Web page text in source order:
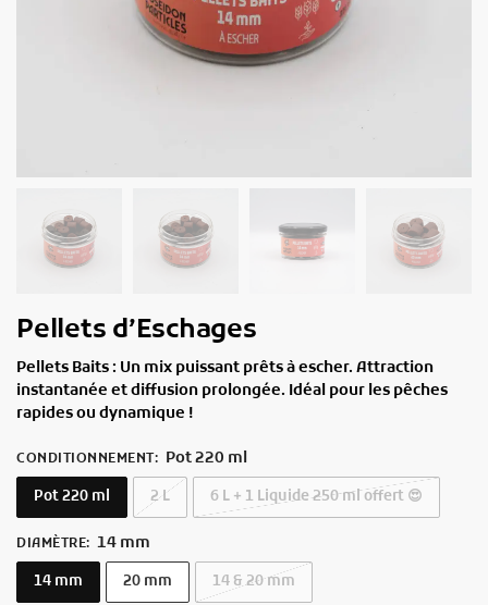
Pellets d’Eschages
Pellets Baits : Un mix puissant prêts à escher. Attraction
instantanée et diffusion prolongée. Idéal pour les pêches
rapides ou dynamique !
CONDITIONNEMENT: Pot 220 ml
Pot 220 ml 2 L 6 L + 1 Liquide 250 ml offert 😍
DIAMÈTRE: 14 mm
14 mm 20 mm 14 & 20 mm